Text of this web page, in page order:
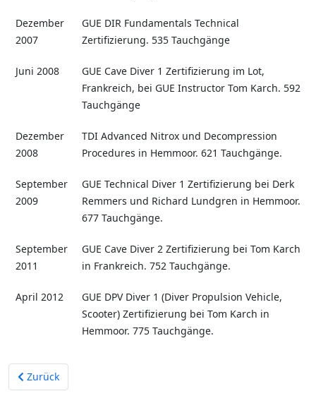
Dezember
2007
GUE DIR Fundamentals Technical
Zertifizierung. 535 Tauchgänge
Juni 2008
GUE Cave Diver 1 Zertifizierung im Lot,
Frankreich, bei GUE Instructor Tom Karch. 592
Tauchgänge
Dezember
2008
TDI Advanced Nitrox und Decompression
Procedures in Hemmoor. 621 Tauchgänge.
September
2009
GUE Technical Diver 1 Zertifizierung bei Derk
Remmers und Richard Lundgren in Hemmoor.
677 Tauchgänge.
September
2011
GUE Cave Diver 2 Zertifizierung bei Tom Karch
in Frankreich. 752 Tauchgänge.
April 2012
GUE DPV Diver 1 (Diver Propulsion Vehicle,
Scooter) Zertifizierung bei Tom Karch in
Hemmoor. 775 Tauchgänge.
Vorheriger Beitrag: GUE Ausbildung
Zurück